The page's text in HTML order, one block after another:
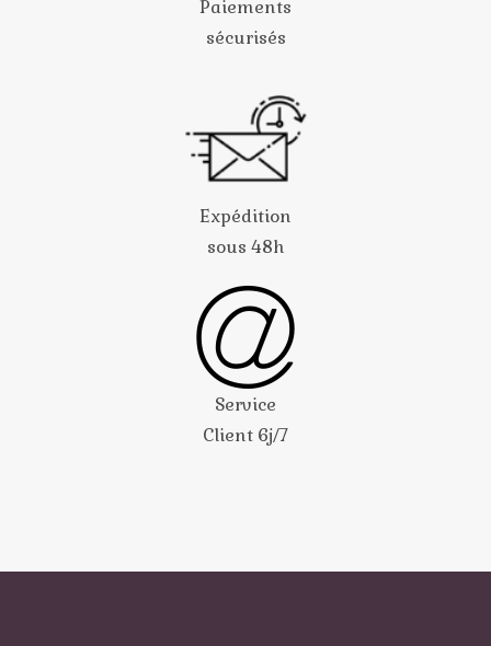
Paiements
sécurisés
Expédition
sous 48h
Service
Client 6j/7